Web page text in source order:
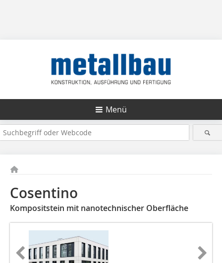
Menü
Cosentino
Kompositstein mit nanotechnischer Oberfläche